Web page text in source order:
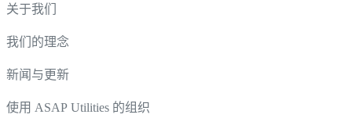
关于我们
我们的理念
新闻与更新
使用 ASAP Utilities 的组织